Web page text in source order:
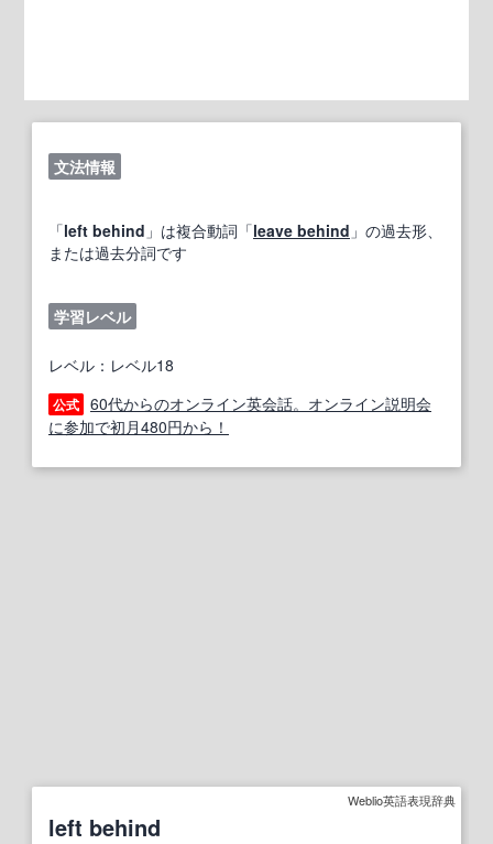
文法情報
「left behind 」は複合動詞「leave behind 」の過去形、
または過去分詞です
学習レベル
レベル：レベル18
公式 60代からのオンライン英会話。オンライン説明会
に参加で初月480円から！
Weblio英語表現辞典
left behind